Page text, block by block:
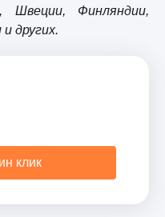
Швеции, Финляндии,
других.
клик